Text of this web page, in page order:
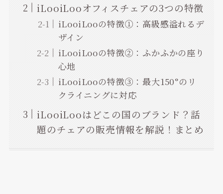
iLooiLooオフィスチェアの3つの特徴
iLooiLooの特徴①：高級感溢れるデ
ザイン
iLooiLooの特徴②：ふかふかの座り
心地
iLooiLooの特徴③：最大150°のリ
クライニングに対応
iLooiLooはどこの国のブランド？話
題のチェアの販売情報を解説！まとめ